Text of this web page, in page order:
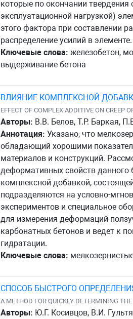
которые по окончании твердения
эксплуатационной нагрузкой)
этого фактора при составлении
распределение усилий в элементе.
Ключевые слова: железобетон,
выдерживание бетона
ВЛИЯНИЕ КОМПЛЕКСНОЙ
EFFECT OF COMPLEX ADDITIVE ON CREEP
Авторы: В.В. Белов, Т.Р. Баркая,
Аннотация: Указано, что
обладающий хорошими
материалов и конструкций.
деформативных свойств данного
комплексной добавкой,
подразделяются на условно-
экспериментов и специальное
для измерения деформаций
карбонатных бетонов и ведет к
гидратации.
Ключевые слова:
СПОСОБ БЫСТРОГО
A METHOD FOR QUICKLY DETERMINING
Авторы: Ю.Г. Косивцов, В.И.